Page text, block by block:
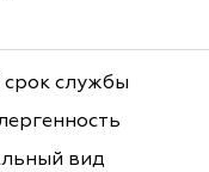
службы
вид